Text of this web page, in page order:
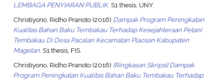
LEMBAGA PENYIARAN PUBLIK. S1 thesis, UNY.
Christiyono, Ridho Pranoto(2016) Dampak Program Peningkatan
Kualitas Bahan Baku Tembakau Terhadap Kesejahteraan Petani
Tembakau Di Desa Pacalan Kecamatan Plaosan Kabupaten
Magetan. S1 thesis, FIS.
Christiyono, Ridho Pranoto(2016) [Ringkasan Skripsi] Dampak
Program Peningkatan Kualitas Bahan Baku Tembakau Terhadap